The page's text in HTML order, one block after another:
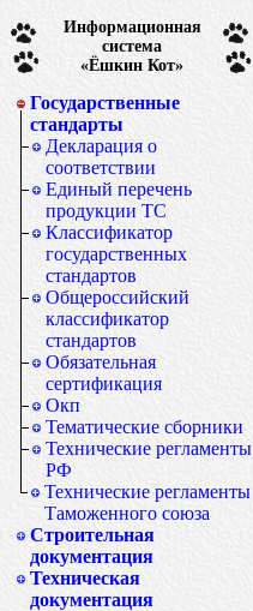
Информационная
система
«Ёшкин Кот»
Государственные
стандарты
Декларация о
соответствии
Единый перечень
продукции ТС
Классификатор
государственных
стандартов
Общероссийский
классификатор
стандартов
Обязательная
сертификация
Окп
Тематические сборники
Технические регламенты
РФ
Технические регламенты
Таможенного союза
Строительная
документация
Техническая
документация